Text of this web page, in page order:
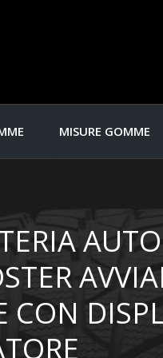
MISURE GOMME
CON